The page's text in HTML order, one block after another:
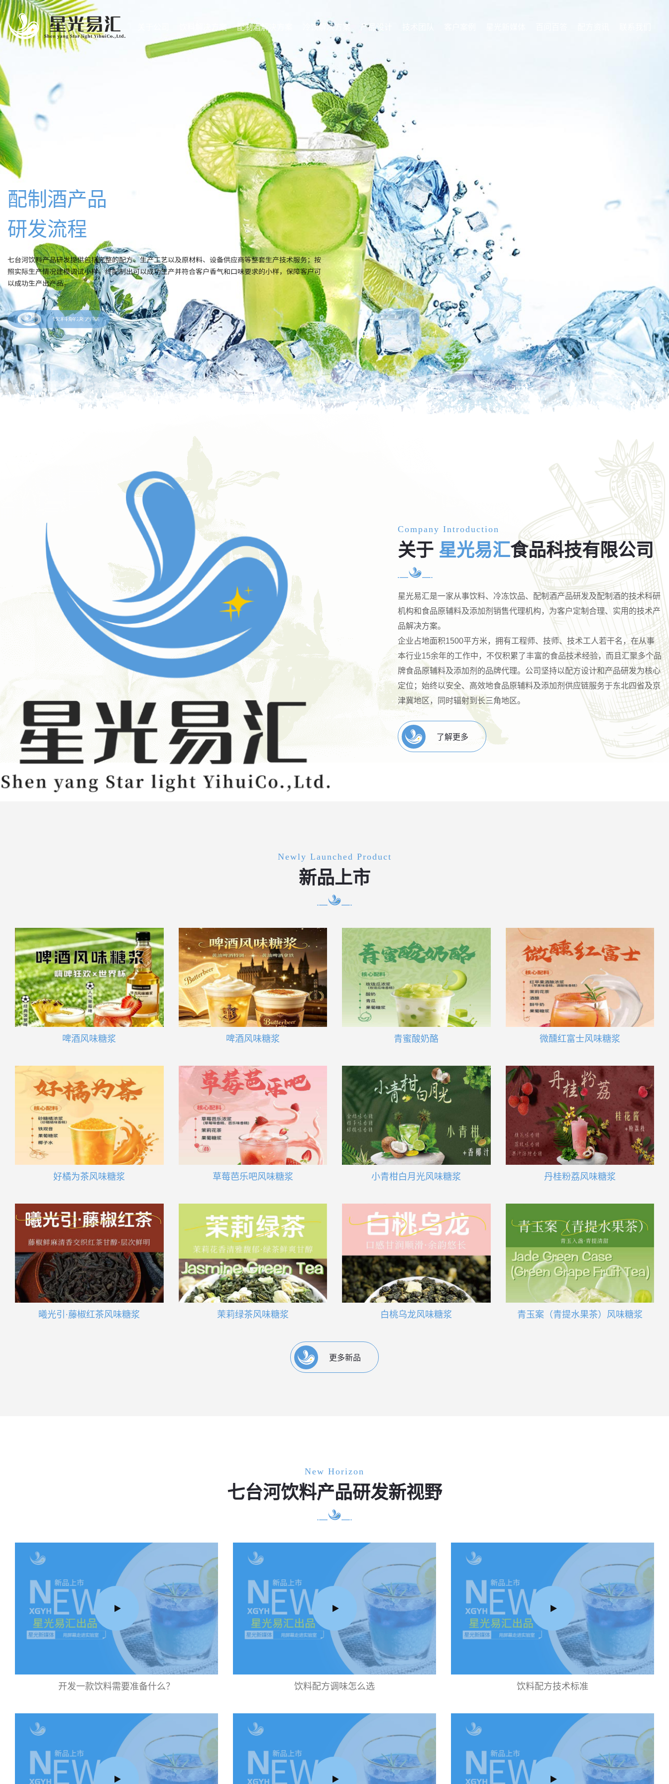
饮料解决方案 配制酒解决方案 冷饮解决方案 产品设计
配制酒产品
研发流程
七台河饮料产品研发提供包括完整的配方、生产工艺以及原材料、设备供应商等整套生产技术服务；按
照实际生产情况建模调试小样，终配制出可以成功生产并符合客户香气和口味要求的小样，保障客户可
以成功生产出产品。
饮料解决方案
Company Introduction
关于 星光易汇食品科技有限公司
星光易汇是一家从事饮料、冷冻饮品、配制酒产品研发及配制酒的技术科研
机构和食品原辅料及添加剂销售代理机构，为客户定制合理、实用的技术产
品解决方案。
企业占地面积1500平方米，拥有工程师、技师、技术工人若干名，在从事
本行业15余年的工作中，不仅积累了丰富的食品技术经验，而且汇聚多个品
牌食品原辅料及添加剂的品牌代理。公司坚持以配方设计和产品研发为核心
定位；始终以安全、高效地食品原辅料及添加剂供应链服务于东北四省及京
津冀地区，同时辐射到长三角地区。
了解更多
Newly Launched Product
新品上市
啤酒风味糖浆 啤酒风味糖浆 青蜜酸奶酪 微醺红富士风味糖浆
好橘为茶风味糖浆 草莓芭乐吧风味糖浆 小青柑白月光风味糖浆 丹桂粉荔风味糖浆
曦光引·藤椒红茶风味糖浆 茉莉绿茶风味糖浆 白桃乌龙风味糖浆 青玉案（青提水果茶）风味糖浆
更多新品
New Horizon
七台河饮料产品研发新视野
开发一款饮料需要准备什么？ 饮料配方调味怎么选 饮料配方技术标准